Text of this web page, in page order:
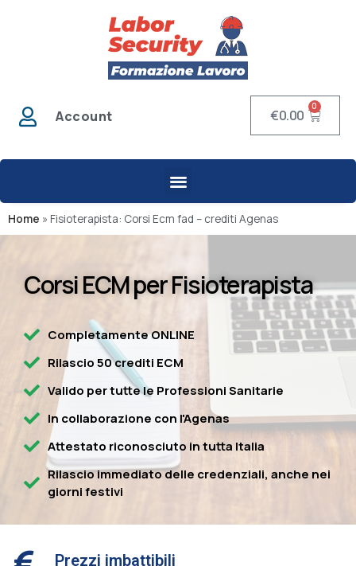
Account €0.00
0
Home » Fisioterapista: Corsi Ecm fad – crediti Agenas
Corsi ECM per Fisioterapista
Completamente ONLINE
Rilascio 50 crediti ECM
Valido per tutte le Professioni Sanitarie
In collaborazione con l'Agenas
Attestato riconosciuto in tutta Italia
Rilascio immediato delle credenziali, anche nei
giorni festivi
Prezzi imbattibili